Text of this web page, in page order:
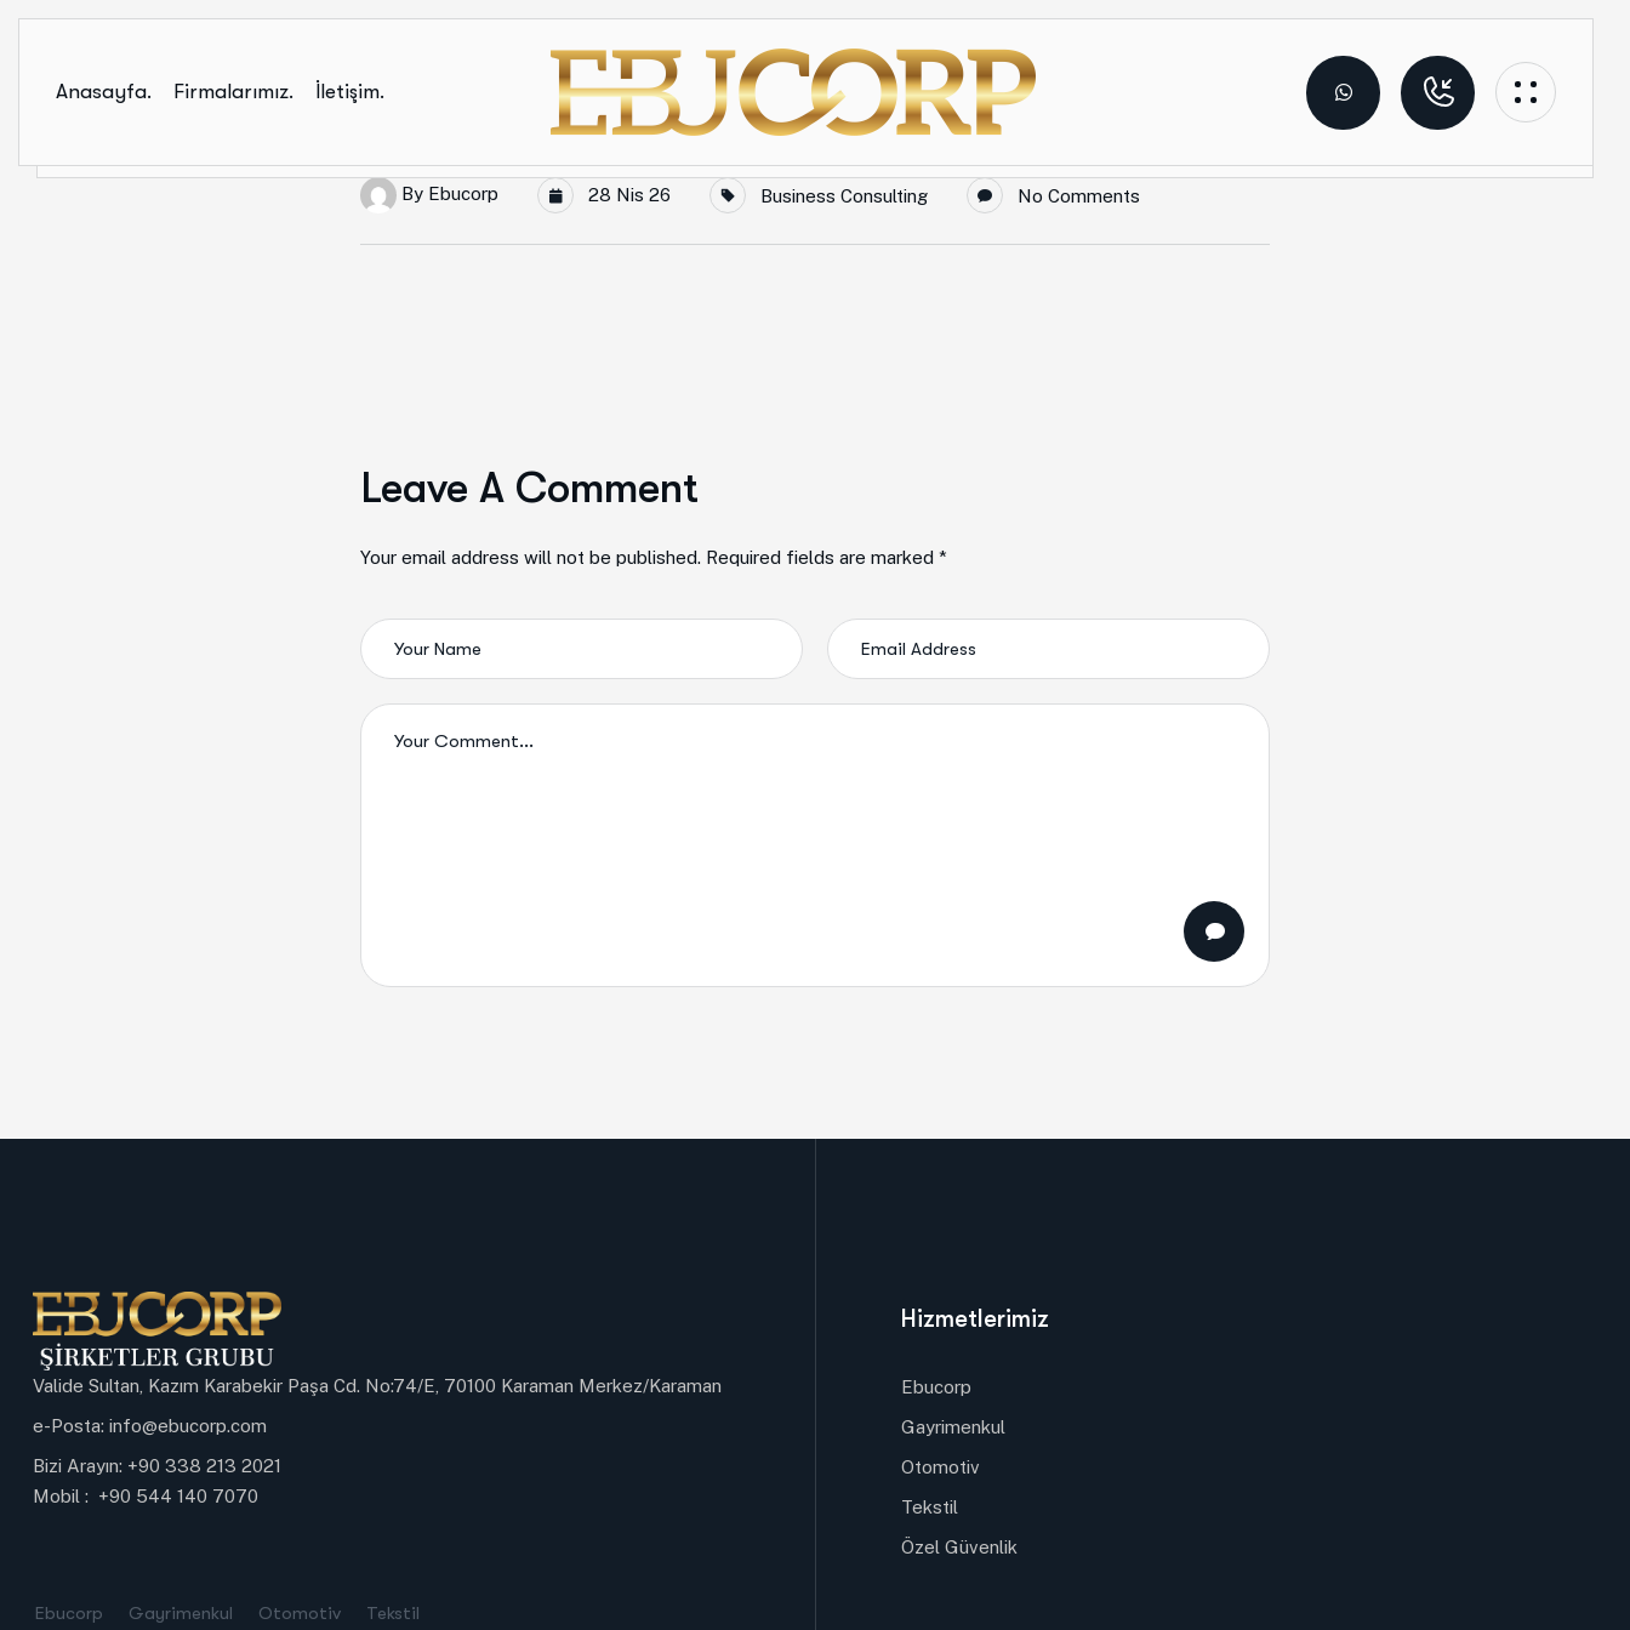
Anasayfa. Firmalarımız. İletişim.
By Ebucorp 28 Nis 26 Business Consulting No Comments
Leave A Comment
Your email address will not be published. Required fields are marked *
Valide Sultan, Kazım Karabekir Paşa Cd. No:74/E, 70100 Karaman Merkez/Karaman
e-Posta: info@ebucorp.com
Bizi Arayın: +90 338 213 2021
Mobil : +90 544 140 7070
Ebucorp Gayrimenkul Otomotiv Tekstil
Hizmetlerimiz
Ebucorp
Gayrimenkul
Otomotiv
Tekstil
Özel Güvenlik